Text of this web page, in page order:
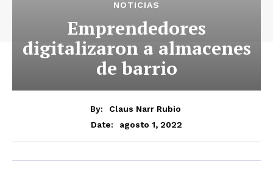
NOTICIAS
Emprendedores
digitalizaron a almacenes
de barrio
By:
Claus Narr Rubio
Date:
agosto 1, 2022